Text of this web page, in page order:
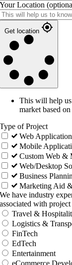
Your Location
Get location
This will help
market based
Type of Project
Web
Mobile
Custom Web &
Web/Desktop
Business
Marketing Aid
We have industry
associated with project
Travel &
Logistics &
FinTech
EdTech
Entertainment